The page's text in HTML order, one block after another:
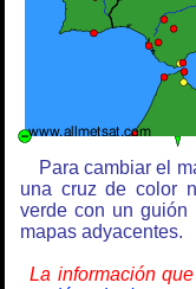
Para cambiar el
una cruz de color
verde con un guión
mapas adyacentes.
La información